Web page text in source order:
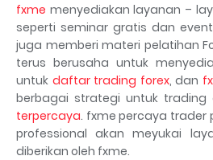
fxme menyediakan layanan –
seperti seminar gratis dan
juga memberi materi pelatihan
terus berusaha untuk
untuk daftar trading forex, dan
berbagai strategi untuk trading
terpercaya. fxme percaya trader
professional akan meyukai
diberikan oleh fxme.